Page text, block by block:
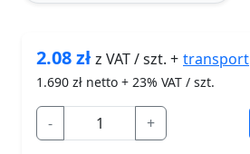
2.08złz VAT / szt. + transport
1.690 zł netto + 23% VAT / szt.
- +